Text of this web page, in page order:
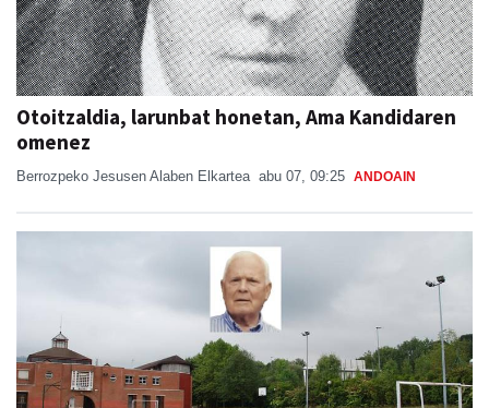
Otoitzaldia, larunbat honetan, Ama Kandidaren
omenez
Berrozpeko Jesusen Alaben Elkartea abu 07, 09:25 ANDOAIN